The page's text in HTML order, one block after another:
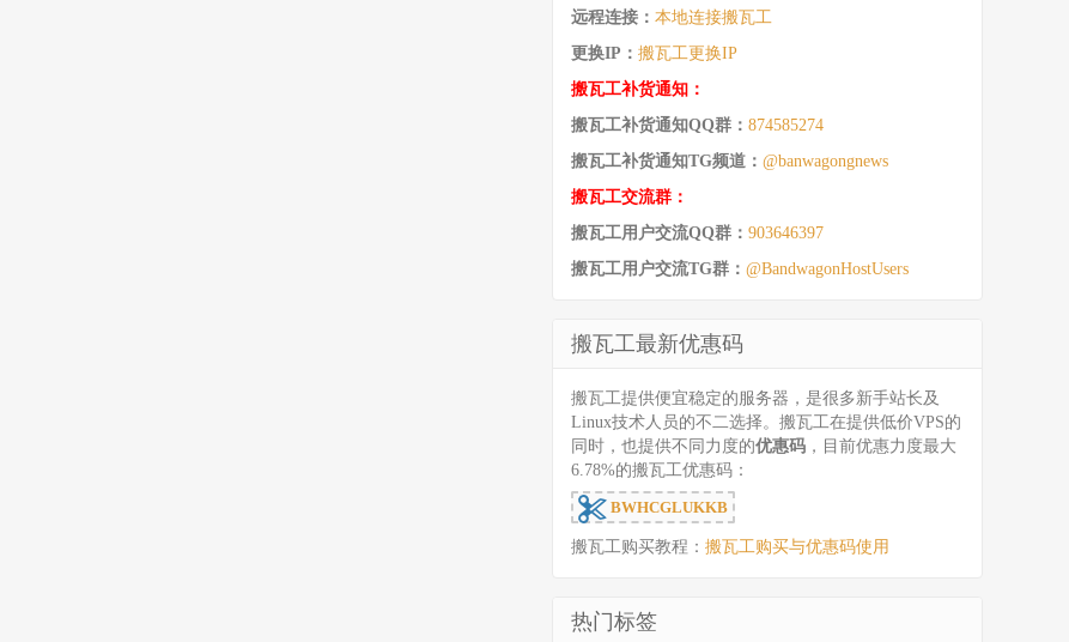
远程连接： 本地连接搬瓦工
更换IP： 搬瓦工更换IP
搬瓦工补货通知：
搬瓦工补货通知QQ群： 874585274
搬瓦工补货通知TG频道： @banwagongnews
搬瓦工交流群：
搬瓦工用户交流QQ群： 903646397
搬瓦工用户交流TG群： @BandwagonHostUsers
搬瓦工最新优惠码
搬瓦工提供便宜稳定的服务器，是很多新手站长及
Linux技术人员的不二选择。搬瓦工在提供低价VPS的
同时，也提供不同力度的优惠码 ，目前优惠力度最大
6.78%的搬瓦工优惠码：
BWHCGLUKKB
搬瓦工购买教程： 搬瓦工购买与优惠码使用
热门标签